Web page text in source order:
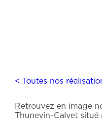
< Toutes nos
Retrouvez en image
Thunevin-Calvet situé